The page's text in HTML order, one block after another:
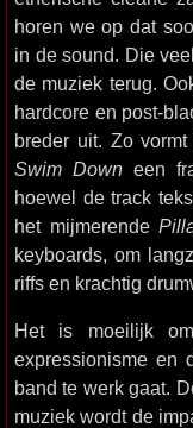
horen we op dat
in de sound. Die
de muziek terug.
hardcore en post-
breder uit. Zo
Swim Down een
hoewel de track
het mijmerende
keyboards, om
riffs en krachtig
Het is moeilijk
expressionisme en
band te werk gaat.
muziek wordt de